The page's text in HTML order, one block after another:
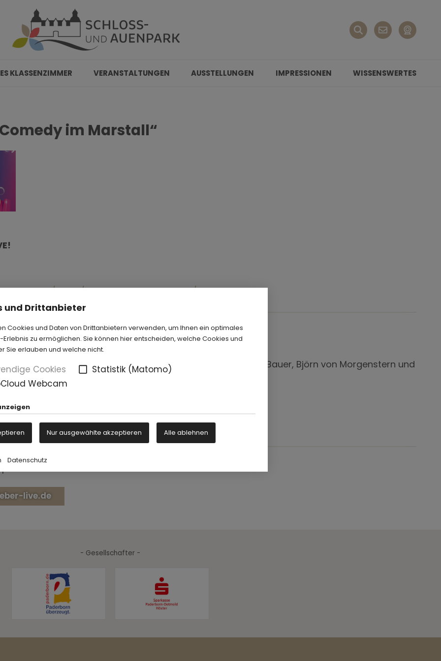
und Drittanbieter
Cookies und Daten von Drittanbietern verwenden, um Ihnen ein optimales
zu ermöglichen. Sie können hier entscheiden, welche Cookies und
Sie erlauben und welche nicht.
Cookies
Statistik (Matomo)
Webcam
Nur ausgewählte akzeptieren Alle ablehnen
Datenschutz
KLASSENZIMMER VERANSTALTUNGEN AUSSTELLUNGEN IMPRESSIONEN WISSENSWERTES
im Marstall“
event/die-pochers-live-tickets/762294696
Air
Ingmar Stadelmann, Matilde Keizer, Laura Brümmer, Tony Bauer, Björn von Morgenstern und
events/35592-nightwash-live-open-air
live GmbH
live.de
- Gesellschafter -